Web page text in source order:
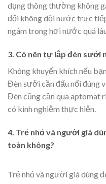
dụng thông thường không
đối không dội nước trực
ngâm trong hơi nước quá
3. Có nên tự lắp đèn sưởi
Không khuyến khích nếu
Đèn sưởi cần đấu nối đúng
Đèn cũng cần qua aptomat
có kinh nghiệm thực hiện.
4. Trẻ nhỏ và người già
toàn không?
Trẻ nhỏ và người già dùng